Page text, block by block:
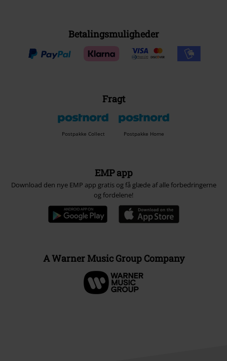
Betalingsmuligheder
Fragt
Postpakke Collect Postpakke Home
EMP app
Download den nye EMP app gratis og få glæde af alle forbedringerne
og fordelene!
A Warner Music Group Company